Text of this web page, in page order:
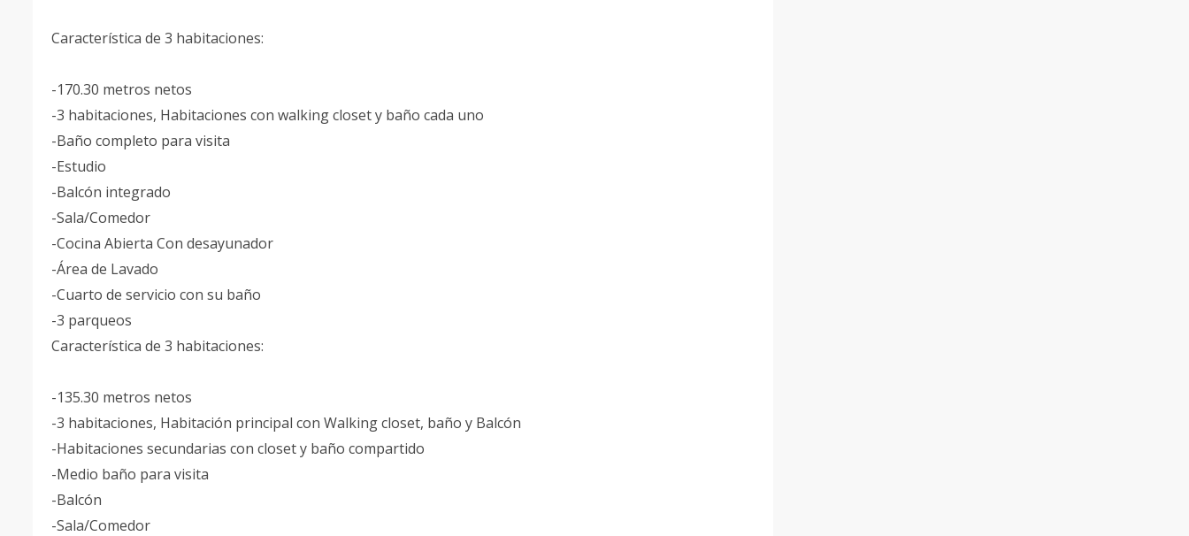
Característica de 3 habitaciones:
-170.30 metros netos
-3 habitaciones, Habitaciones con walking closet y baño cada uno
-Baño completo para visita
-Estudio
-Balcón integrado
-Sala/Comedor
-Cocina Abierta Con desayunador
-Área de Lavado
-Cuarto de servicio con su baño
-3 parqueos
Característica de 3 habitaciones:
-135.30 metros netos
-3 habitaciones, Habitación principal con Walking closet, baño y Balcón
-Habitaciones secundarias con closet y baño compartido
-Medio baño para visita
-Balcón
-Sala/Comedor